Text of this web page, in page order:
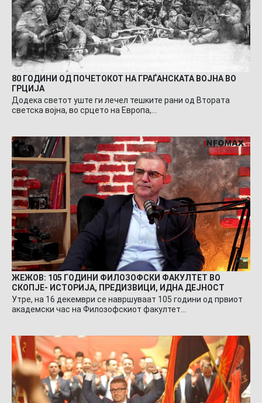
80 ГОДИНИ ОД ПОЧЕТОКОТ НА ГРАЃАНСКАТА ВОЈНА ВО
ГРЦИЈА
Додека светот уште ги лечел тешките рани од Втората
светска војна, во срцето на Европа,…
ЖЕЖОВ: 105 ГОДИНИ ФИЛОЗОФСКИ ФАКУЛТЕТ ВО
СКОПЈЕ- ИСТОРИЈА, ПРЕДИЗВИЦИ, ИДНА ДЕЈНОСТ
Утре, на 16 декември се навршуваат 105 години од првиот
академски час на Филозофскиот факултет…